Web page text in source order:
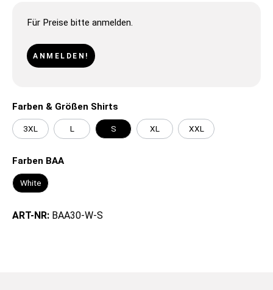
Für Preise bitte anmelden.
ANMELDEN!
Farben & Größen Shirts
3XL L S XL XXL
Farben BAA
White
ART-NR: BAA30-W-S